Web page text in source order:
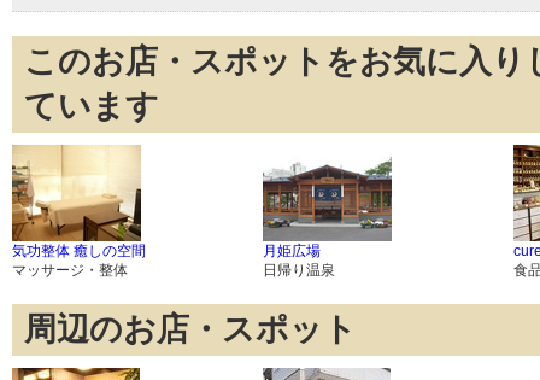
このお店・スポットをお気に入
ています
気功整体 癒しの空間
マッサージ・整体
月姫広場
日帰り温泉
食
周辺のお店・スポット